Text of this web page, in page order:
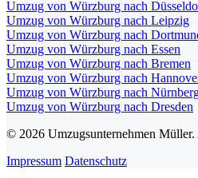
Umzug von Würzburg nach
Umzug von Würzburg nach Leipzig
Umzug von Würzburg nach
Umzug von Würzburg nach Essen
Umzug von Würzburg nach Bremen
Umzug von Würzburg nach
Umzug von Würzburg nach
Umzug von Würzburg nach Dresden
© 2026 Umzugsunternehmen
Impressum Datenschutz